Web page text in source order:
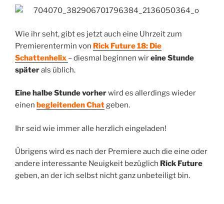
Wie ihr seht, gibt es jetzt auch eine Uhrzeit zum
Premierentermin von Rick Future 18: Die
Schattenhelix – diesmal beginnen wireine Stunde
späterals üblich.
Eine halbe Stunde vorherwird es allerdings wieder
einen begleitenden Chatgeben.
Ihr seid wie immer alle herzlich eingeladen!
Übrigens wird es nach der Premiere auch die eine oder
andere interessante Neuigkeit bezüglich Rick Future
geben, an der ich selbst nicht ganz unbeteiligt bin.